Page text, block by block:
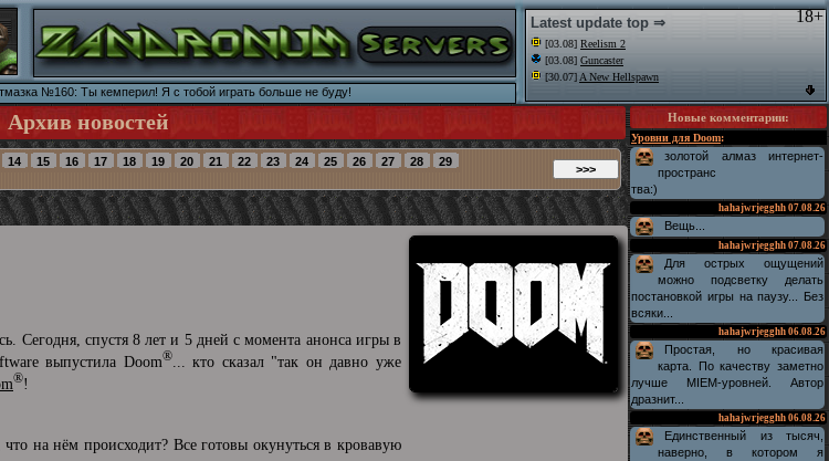
18+
Latest update top ⇒
[03.08] Reelism 2
[03.08] Guncaster
[30.07] A New Hellspawn
№160: Ты кемперил! Я с тобой играть больше не буду!
Архив новостей
Сегодня, спустя 8 лет и 5 дней с момента анонса игры в
выпустила Doom®... кто сказал "так он давно уже
®!
на нём происходит? Все готовы окунуться в кровавую
Новые комментарии:
Уровни для Doom:
золотой алмаз интернет-
пространс
тва:)
hahajwrjegghh 07.08.26
Вещь...
hahajwrjegghh 07.08.26
Для острых ощущений
можно подсветку делать
постановкой игры на паузу... Без
всяки...
hahajwrjegghh 06.08.26
Простая, но красивая
карта. По качеству заметно
лучше MIEM-уровней. Автор
дразнит...
hahajwrjegghh 06.08.26
Единственный из тысяч,
наверно, в котором я